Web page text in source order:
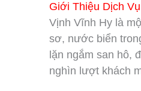
Giới Thiệu Dịch
Vịnh Vĩnh Hy là
sơ, nước biển
lặn ngắm san hô,
nghìn lượt khách